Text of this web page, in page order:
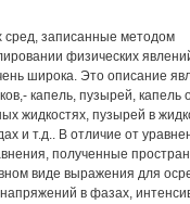
сред, записанные методом
физических
широка. Это описание
капель, пузырей, капель
жидкостях, пузырей в
и т.д.. В отличие от
полученные
виде выражения для
в фазах,